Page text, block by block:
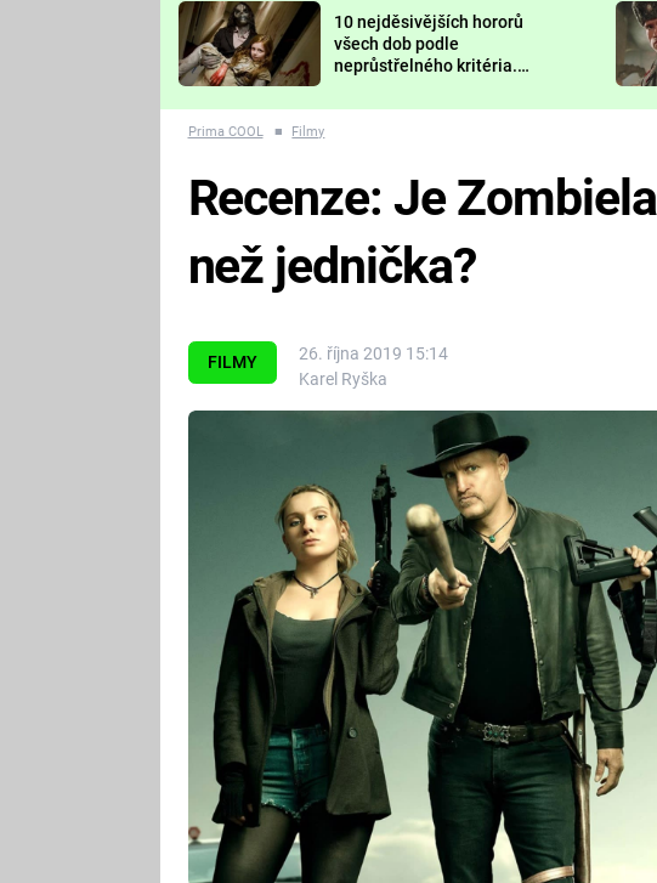
FUTURAMA
10 nejděsivějších hororů
všech dob podle
neprůstřelného kritéria.
nejvíc zvednou tep?
Prima COOL ■ Filmy
FILMY
26. října 2019 15:14
Karel Ryška
Recenze: Je
než jednička?